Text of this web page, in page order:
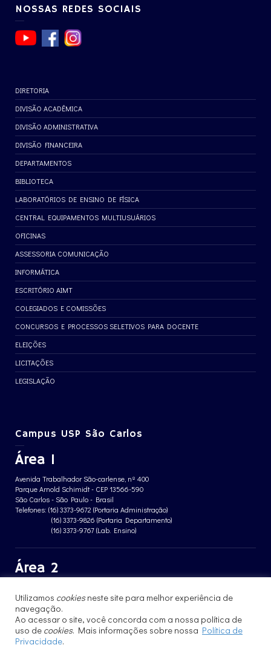
NOSSAS REDES SOCIAIS
DIRETORIA
DIVISÃO ACADÊMICA
DIVISÃO ADMINISTRATIVA
DIVISÃO FINANCEIRA
DEPARTAMENTOS
BIBLIOTECA
LABORATÓRIOS DE ENSINO DE FÍSICA
CENTRAL EQUIPAMENTOS MULTIUSUÁRIOS
OFICINAS
ASSESSORIA COMUNICAÇÃO
INFORMÁTICA
ESCRITÓRIO AIMT
COLEGIADOS E COMISSÕES
CONCURSOS E PROCESSOS SELETIVOS PARA DOCENTE
ELEIÇÕES
LICITAÇÕES
LEGISLAÇÃO
Campus USP São Carlos
Área 1
Avenida Trabalhador São-carlense, nº 400
Parque Arnold Schimidt - CEP 13566-590
São Carlos - São Paulo - Brasil
Telefones: (16) 3373-9672 (Portaria Administração)
(16) 3373-9826 (Portaria Departamento)
(16) 3373-9767 (Lab. Ensino)
Área 2
Jardim Santa Angelina - CEP 13563-120
São Carlos - São Paulo - Brasil
Telefone: (16) 3373-8068 (Portaria prédio CFBio)
(16) 3364-8070 (Portaria prédio poloTErRA)
Utilizamos cookiesneste site para melhor experiência de
navegação.
Ao acessar o site, você concorda com a nossa política de
uso de cookies. Mais informações sobre nossa Política de
Privacidade.